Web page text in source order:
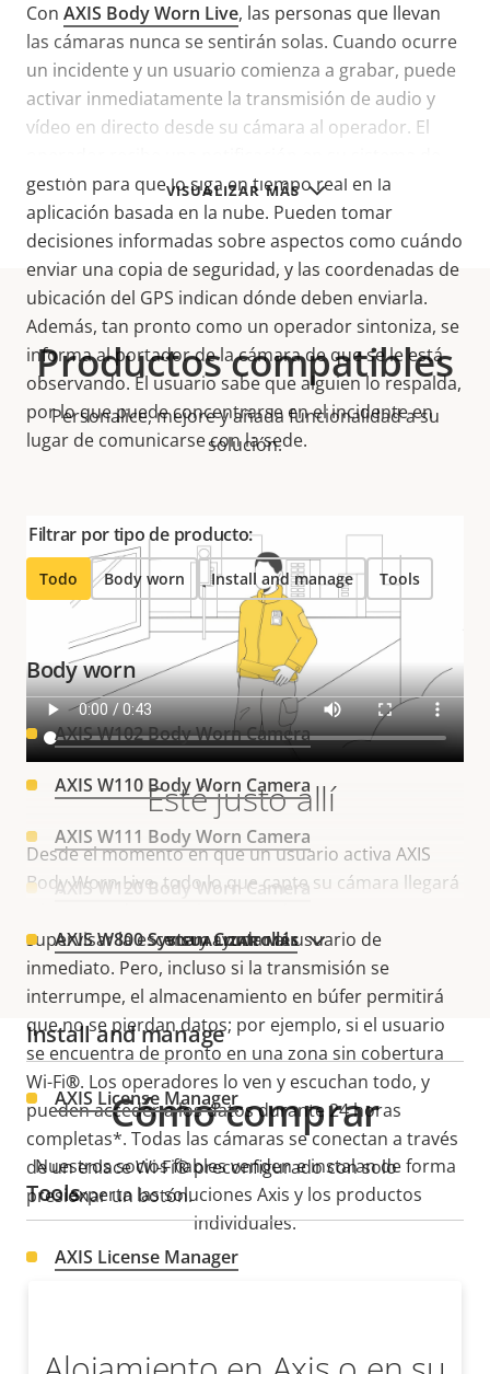
VISUALIZAR MÁS
Con AXIS Body Worn Live, las personas que llevan
las cámaras nunca se sentirán solas. Cuando ocurre
un incidente y un usuario comienza a grabar, puede
activar inmediatamente la transmisión de audio y
vídeo en directo desde su cámara al operador. El
gestión para que lo siga en tiempo real en la
aplicación basada en la nube. Pueden tomar
decisiones informadas sobre aspectos como cuándo
enviar una copia de seguridad, y las coordenadas de
ubicación del GPS indican dónde deben enviarla.
Además, tan pronto como un operador sintoniza, se
informa al portador de la cámara de que se le está
observando. El usuario sabe que alguien lo respalda,
por lo que puede concentrarse en el incidente en
lugar de comunicarse con la sede.
Esté justo allí
Desde el momento en que un usuario activa AXIS
Body Worn Live, todo lo que capte su cámara llegará
supervisar la escena y ayudar al usuario de
inmediato. Pero, incluso si la transmisión se
interrumpe, el almacenamiento en búfer permitirá
que no se pierdan datos; por ejemplo, si el usuario
se encuentra de pronto en una zona sin cobertura
Wi-Fi®. Los operadores lo ven y escuchan todo, y
pueden acceder a los datos durante 24 horas
completas*. Todas las cámaras se conectan a través
de un enlace Wi-Fi®preconfigurado con solo
presionar un botón.
Productos compatibles
Personalice, mejore y añada funcionalidad a su
solución.
Filtrar por tipo de producto:
Todo Body worn Install and manage Tools
VISUALIZAR MÁS
Body worn
AXIS W102 Body Worn Camera
AXIS W110 Body Worn Camera
AXIS W111 Body Worn Camera
AXIS W120 Body Worn Camera
AXIS W800 System Controller
Install and manage
AXIS License Manager
Tools
AXIS License Manager
Cómo comprar
Nuestros socios fiables venden e instalan de forma
experta las soluciones Axis y los productos
individuales.